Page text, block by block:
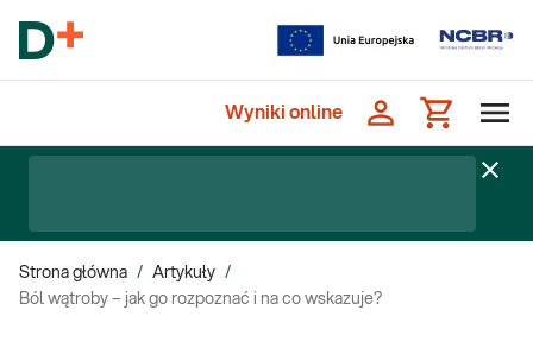
Wyniki online
Strona główna / Artykuły /
Ból wątroby – jak go rozpoznać i na co wskazuje?